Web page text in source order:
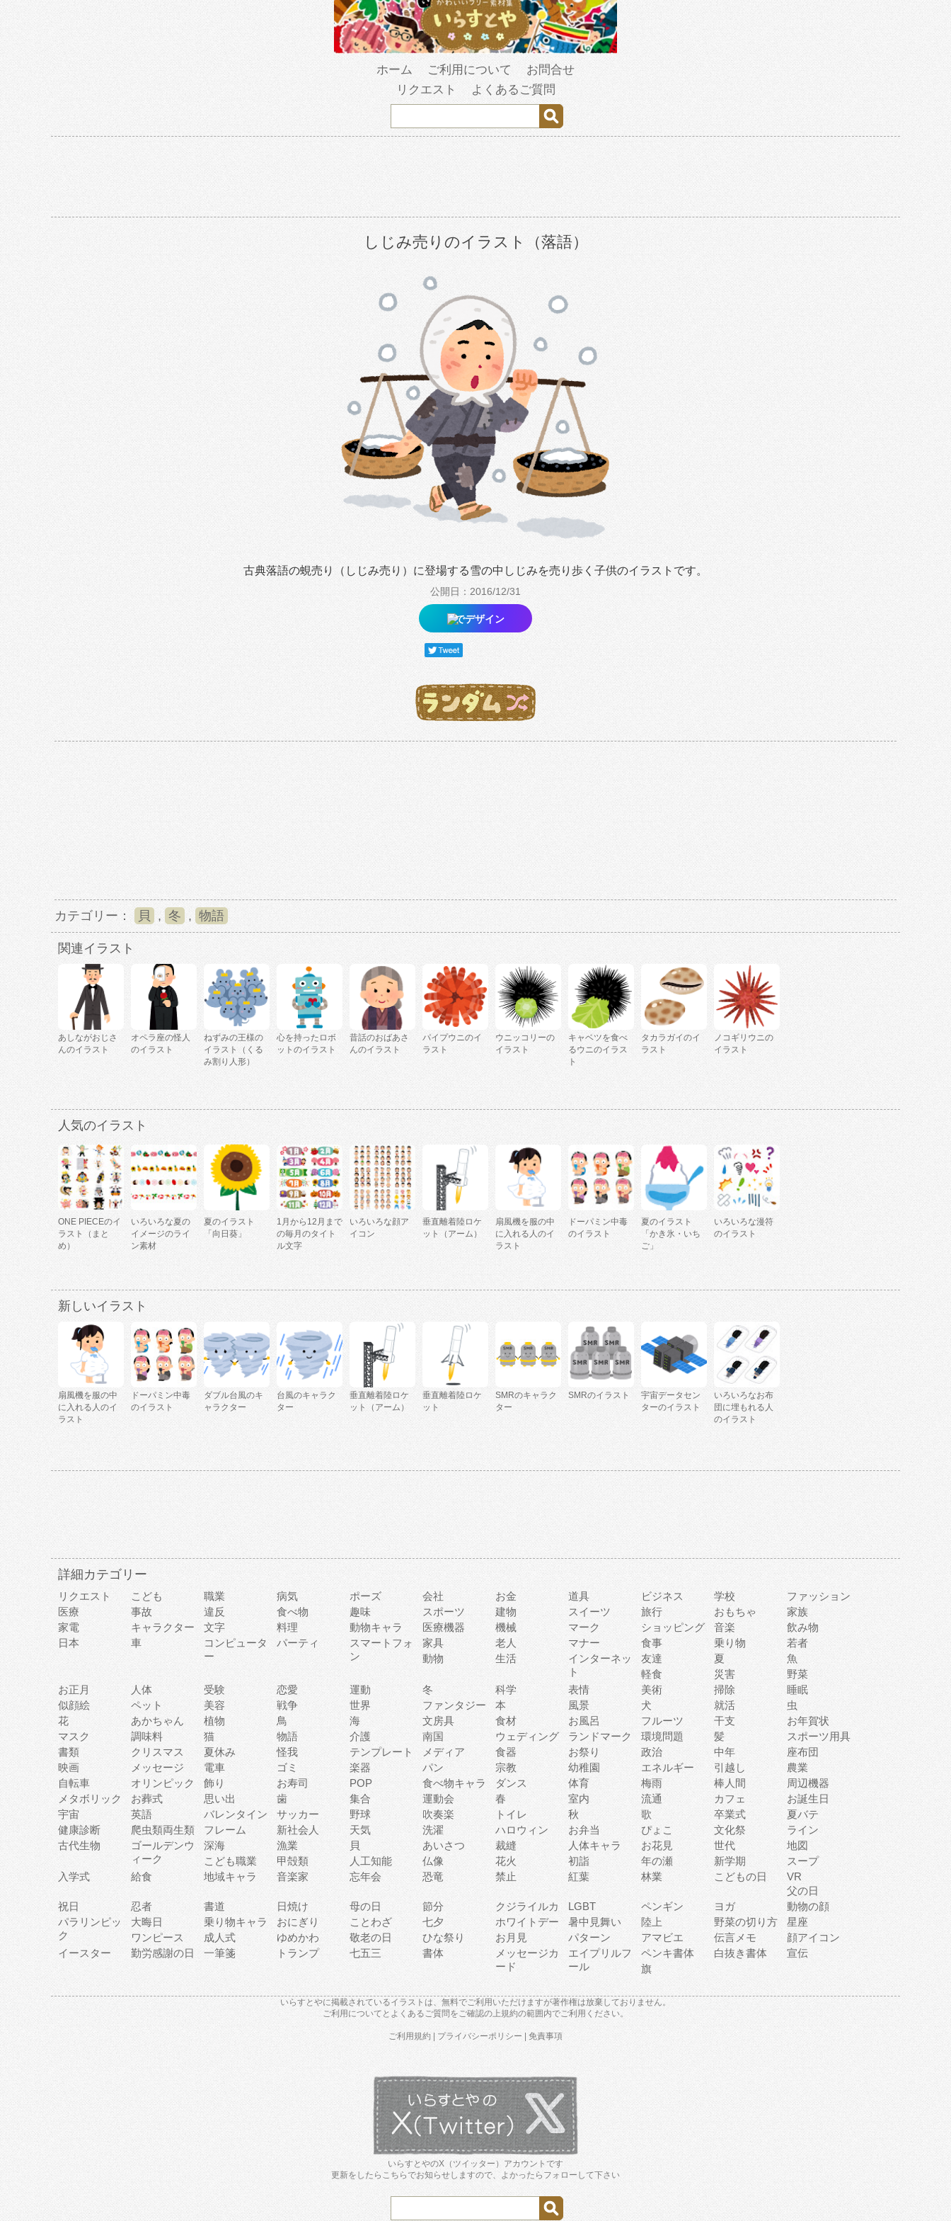
ホーム ご利用について
お問合せ
リクエスト
よくあるご質問
しじみ売りのイラスト（落語）
古典落語の蜆売り（しじみ売り）に登場する雪の中しじみを売り歩く子供のイラストです。
公開日：2016/12/31
でデザイン
カテゴリー： 貝 , 冬 , 物語
関連イラスト
あしながおじさ
んのイラスト
オペラ座の怪人
のイラスト
ねずみの王様の
イラスト（くる
み割り人形）
心を持ったロボ
ットのイラスト
昔話のおばあさ
んのイラスト
パイプウニのイ
ラスト
ウニッコリーの
イラスト
キャベツを食べ
るウニのイラス
ト
タカラガイのイ
ラスト
ノコギリウニの
イラスト
人気のイラスト
ONE PIECEのイ
ラスト（まと
め）
いろいろな夏の
イメージのライ
ン素材
夏のイラスト
「向日葵」
1月から12月まで
の毎月のタイト
ル文字
いろいろな顔ア
イコン
垂直離着陸ロケ
ット（アーム）
扇風機を服の中
に入れる人のイ
ラスト
ドーパミン中毒
のイラスト
夏のイラスト
「かき氷・いち
ご」
いろいろな漫符
のイラスト
新しいイラスト
扇風機を服の中
に入れる人のイ
ラスト
ドーパミン中毒
のイラスト
ダブル台風のキ
ャラクター
台風のキャラク
ター
垂直離着陸ロケ
ット（アーム）
垂直離着陸ロケ
ット
SMRのキャラク
ター
SMRのイラスト
宇宙データセン
ターのイラスト
いろいろなお布
団に埋もれる人
のイラスト
詳細カテゴリー
リクエスト こども 職業 病気 ポーズ 会社 お金 道具 ビジネス 学校
ファッション
医療
事故 違反 食べ物 趣味 スポーツ 建物 スイーツ 旅行 おもちゃ
家族
家電
キャラクター 文字 料理 動物キャラ 医療機器 機械 マーク ショッピング 音楽
飲み物
日本
車
コンピュータ
ー
パーティ
スマートフォ
ン
家具 老人 マナー 食事 乗り物
若者
動物
生活
インターネッ
ト
友達 夏
魚
軽食
災害
野菜
お正月
人体 受験 恋愛 運動 冬 科学 表情 美術 掃除
睡眠
似顔絵
ペット 美容 戦争 世界 ファンタジー 本 風景 犬 就活
虫
花
あかちゃん 植物 鳥 海 文房具 食材 お風呂 フルーツ 干支
お年賀状
マスク
調味料 猫 物語 介護 南国 ウェディング ランドマーク 環境問題 髪
スポーツ用具
書類
クリスマス 夏休み 怪我 テンプレート メディア 食器 お祭り 政治 中年
座布団
映画
メッセージ 電車 ゴミ 楽器 パン 宗教 幼稚園 エネルギー 引越し
農業
自転車
オリンピック 飾り お寿司 POP 食べ物キャラ ダンス 体育 梅雨 棒人間
周辺機器
メタボリック
お葬式 思い出 歯 集合 運動会 春 室内 流通 カフェ
お誕生日
宇宙
英語 バレンタイン サッカー 野球 吹奏楽 トイレ 秋 歌 卒業式
夏バテ
健康診断
爬虫類両生類 フレーム 新社会人 天気 洗濯 ハロウィン お弁当 ぴょこ 文化祭
ライン
古代生物
ゴールデンウ
ィーク
深海 漁業 貝 あいさつ 裁縫 人体キャラ お花見 世代
地図
こども職業
甲殻類 人工知能 仏像 花火 初詣 年の瀬 新学期
スープ
入学式
給食 地域キャラ 音楽家 忘年会 恐竜 禁止 紅葉 林業 こどもの日
VR
父の日
祝日
忍者 書道 日焼け 母の日 節分 クジライルカ LGBT ペンギン ヨガ
動物の顔
パラリンピッ
ク
大晦日 乗り物キャラ おにぎり ことわざ 七夕 ホワイトデー 暑中見舞い 陸上 野菜の切り方
星座
ワンピース
成人式 ゆめかわ 敬老の日 ひな祭り お月見 パターン アマビエ 伝言メモ
顔アイコン
イースター
勤労感謝の日 一筆箋 トランプ 七五三 書体
メッセージカ
ード
エイプリルフ
ール
ペンキ書体 白抜き書体
宣伝
旗
いらすとやに掲載されているイラストは、無料でご利用いただけますが著作権は放棄しておりません。
ご利用について と よくあるご質問をご確認の上規約の範囲内でご利用ください。
ご利用規約 プライバシーポリシー 免責事項
いらすとやのX（ツイッター）アカウントです
更新をしたらこちらでお知らせしますので、よかったらフォローして下さい